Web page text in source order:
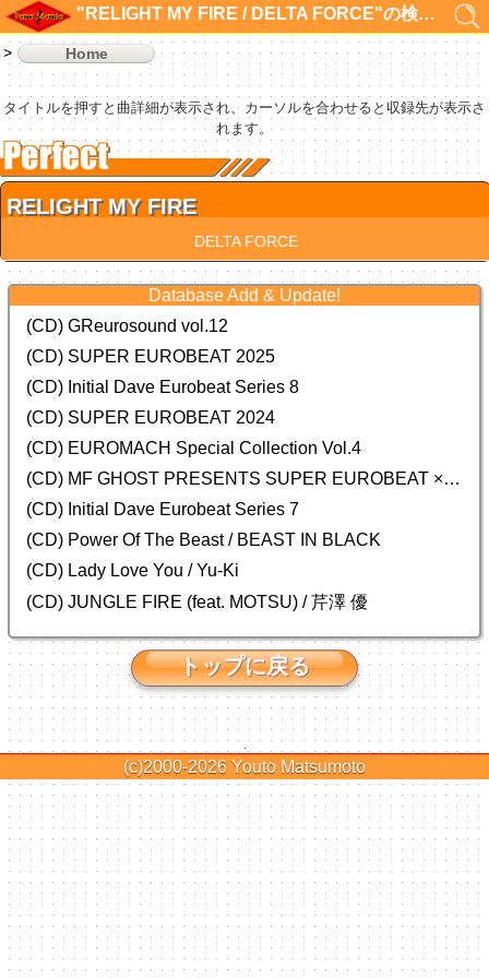
"RELIGHT MY FIRE / DELTA FORCE"の検索結果 1件
Home
タイトルを押すと曲詳細が表示され、カーソルを合わせると収録先が表示さ
れます。
RELIGHT MY FIRE
DELTA FORCE
Database Add & Update!
(CD) GReurosound vol.12
(CD) SUPER EUROBEAT 2025
(CD) Initial Dave Eurobeat Series 8
(CD) SUPER EUROBEAT 2024
(CD) EUROMACH Special Collection Vol.4
(CD) MF GHOST PRESENTS SUPER EUROBEAT × ORIGINAL SOUNDTRACK NEW COLLECTION
(CD) Initial Dave Eurobeat Series 7
(CD) Power Of The Beast / BEAST IN BLACK
(CD) Lady Love You / Yu-Ki
(CD) JUNGLE FIRE (feat. MOTSU) / 芹澤 優
トップに戻る
(c)2000-2026 Youto Matsumoto